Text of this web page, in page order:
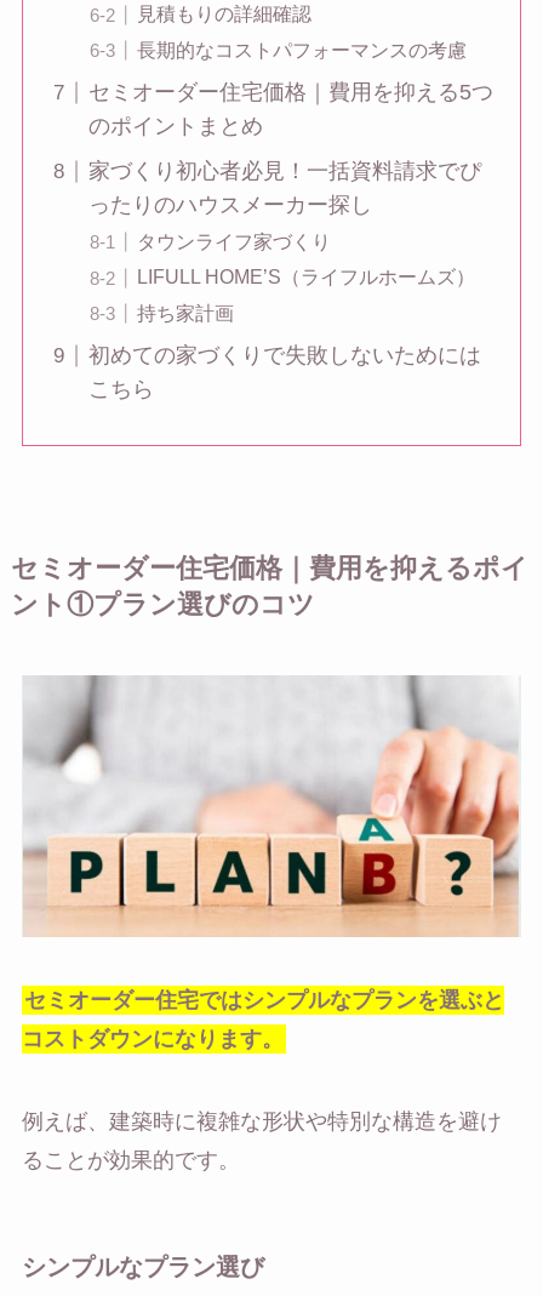
見積もりの詳細確認
長期的なコストパフォーマンスの考慮
セミオーダー住宅価格｜費用を抑える5つ
のポイントまとめ
家づくり初心者必見！一括資料請求でぴ
ったりのハウスメーカー探し
タウンライフ家づくり
LIFULL HOME’S（ライフルホームズ）
持ち家計画
初めての家づくりで失敗しないためには
こちら
セミオーダー住宅価格｜費用を抑えるポイ
ント①プラン選びのコツ
セミオーダー住宅ではシンプルなプランを選ぶと
コストダウンになります。
例えば、建築時に複雑な形状や特別な構造を避け
ることが効果的です。
シンプルなプラン選び